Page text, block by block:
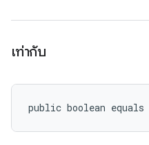
เท่ากับ
public boolean